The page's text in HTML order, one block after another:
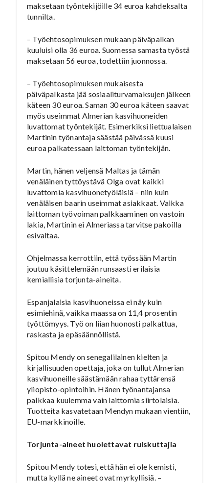
maksetaan työntekijöille 34 euroa kahdeksalta
tunnilta.
– Työehtosopimuksen mukaan päiväpalkan
kuuluisi olla 36 euroa. Suomessa samasta työstä
maksetaan 56 euroa, todettiin juonnossa.
– Työehtosopimuksen mukaisesta
päiväpalkasta jää sosiaaliturvamaksujen jälkeen
käteen 30 euroa. Saman 30 euroa käteen saavat
myös useimmat Almerian kasvihuoneiden
luvattomat työntekijät. Esimerkiksi liettualaisen
Martinin työnantaja säästää päivässä kuusi
euroa palkatessaan laittoman työntekijän.
Martin, hänen veljensä Maltas ja tämän
venäläinen tyttöystävä Olga ovat kaikki
luvattomia kasvihuonetyöläisiä – niin kuin
venäläisen baarin useimmat asiakkaat. Vaikka
laittoman työvoiman palkkaaminen on vastoin
lakia, Martinin ei Almeriassa tarvitse pakoilla
esivaltaa.
Ohjelmassa kerrottiin, että työssään Martin
joutuu käsittelemään runsaasti erilaisia
kemiallisia torjunta-aineita.
Espanjalaisia kasvihuoneissa ei näy kuin
esimiehinä, vaikka maassa on 11,4 prosentin
työttömyys. Työ on liian huonosti palkattua,
raskasta ja epäsäännöllistä.
Spitou Mendy on senegalilainen kielten ja
kirjallisuuden opettaja, joka on tullut Almerian
kasvihuoneille säästämään rahaa tyttärensä
yliopisto-opintoihin. Hänen työnantajansa
palkkaa kuulemma vain laittomia siirtolaisia.
Tuotteita kasvatetaan Mendyn mukaan vientiin,
EU-markkinoille.
Torjunta-aineet huolettavat ruiskuttajia
Spitou Mendy totesi, että hän ei ole kemisti,
mutta kyllä ne aineet ovat myrkyllisiä. –